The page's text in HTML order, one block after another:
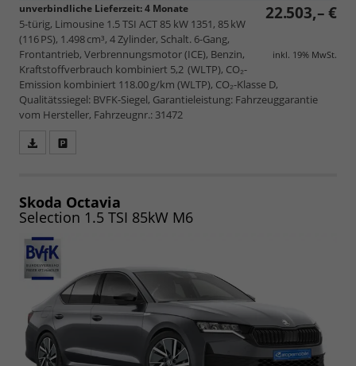
22.503,– €
inkl. 19% MwSt.
unverbindliche Lieferzeit:4 Monate
5-türig, Limousine 1.5 TSI ACT 85 kW 1351, 85 kW
(116 PS), 1.498 cm³, 4 Zylinder, Schalt. 6-Gang,
Frontantrieb, Verbrennungsmotor (ICE), Benzin,
Kraftstoffverbrauch kombiniert 5,2 (WLTP), CO₂-
Emission kombiniert 118.00 g/km (WLTP), CO₂-Klasse D,
Qualitätssiegel: BVFK-Siegel, Garantieleistung: Fahrzeuggarantie
vom Hersteller, Fahrzeugnr.: 31472
speichern/drucken
Skoda Octavia
Selection 1.5 TSI 85kW M6